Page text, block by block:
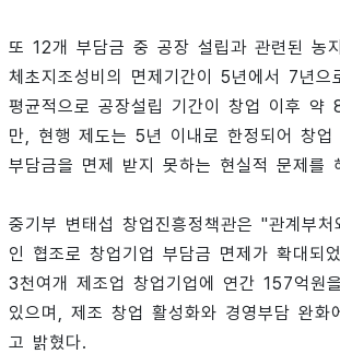
또 12개 부담금 중 공장 설립과 관련된 농
체초지조성비의 면제기간이 5년에서 7년으
평균적으로 공장설립 기간이 창업 이후 약
만, 현행 제도는 5년 이내로 한정되어 창
부담금을 면제 받지 못하는 현실적 문제를
중기부 변태섭 창업진흥정책관은 "관계부처
인 협조로 창업기업 부담금 면제가 확대되
3천여개 제조업 창업기업에 연간 157억원
있으며, 제조 창업 활성화와 경영부담 완화
고 밝혔다.